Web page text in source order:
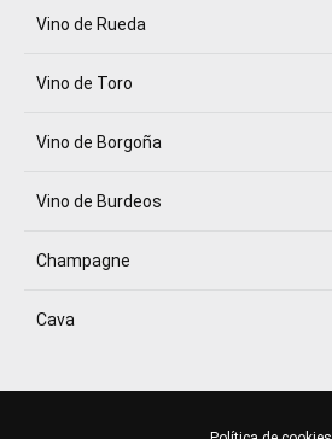
Vino de Rueda
Vino de Toro
Vino de Borgoña
Vino de Burdeos
Champagne
Cava